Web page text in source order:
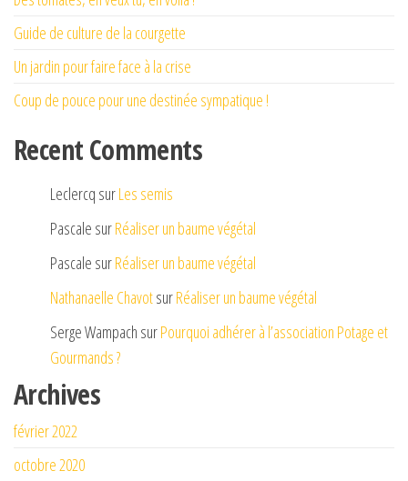
Guide de culture de la courgette
Un jardin pour faire face à la crise
Coup de pouce pour une destinée sympatique !
Recent Comments
Leclercq surLes semis
Pascale surRéaliser un baume végétal
Pascale surRéaliser un baume végétal
Nathanaelle ChavotsurRéaliser un baume végétal
Serge Wampach surPourquoi adhérer à l’association Potage et
Gourmands ?
Archives
février 2022
octobre 2020